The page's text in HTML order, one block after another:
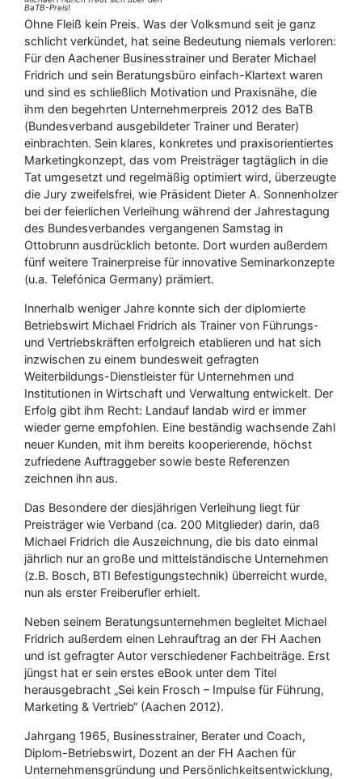
BaTB-Preis!
Ohne Fleiß kein Preis. Was der Volksmund seit je ganz
schlicht verkündet, hat seine Bedeutung niemals verloren:
Für den Aachener Businesstrainer und Berater Michael
Fridrich und sein Beratungsbüro einfach-Klartext waren
und sind es schließlich Motivation und Praxisnähe, die
ihm den begehrten Unternehmerpreis 2012 des BaTB
(Bundesverband ausgebildeter Trainer und Berater)
einbrachten. Sein klares, konkretes und praxisorientiertes
Marketingkonzept, das vom Preisträger tagtäglich in die
Tat umgesetzt und regelmäßig optimiert wird, überzeugte
die Jury zweifelsfrei, wie Präsident Dieter A. Sonnenholzer
bei der feierlichen Verleihung während der Jahrestagung
des Bundesverbandes vergangenen Samstag in
Ottobrunn ausdrücklich betonte. Dort wurden außerdem
fünf weitere Trainerpreise für innovative Seminarkonzepte
(u.a. Telefónica Germany) prämiert.
Innerhalb weniger Jahre konnte sich der diplomierte
Betriebswirt Michael Fridrich als Trainer von Führungs-
und Vertriebskräften erfolgreich etablieren und hat sich
inzwischen zu einem bundesweit gefragten
Weiterbildungs-Dienstleister für Unternehmen und
Institutionen in Wirtschaft und Verwaltung entwickelt. Der
Erfolg gibt ihm Recht: Landauf landab wird er immer
wieder gerne empfohlen. Eine beständig wachsende Zahl
neuer Kunden, mit ihm bereits kooperierende, höchst
zufriedene Auftraggeber sowie beste Referenzen
zeichnen ihn aus.
Das Besondere der diesjährigen Verleihung liegt für
Preisträger wie Verband (ca. 200 Mitglieder) darin, daß
Michael Fridrich die Auszeichnung, die bis dato einmal
jährlich nur an große und mittelständische Unternehmen
(z.B. Bosch, BTI Befestigungstechnik) überreicht wurde,
nun als erster Freiberufler erhielt.
Neben seinem Beratungsunternehmen begleitet Michael
Fridrich außerdem einen Lehrauftrag an der FH Aachen
und ist gefragter Autor verschiedener Fachbeiträge. Erst
jüngst hat er sein erstes eBook unter dem Titel
herausgebracht „Sei kein Frosch – Impulse für Führung,
Marketing & Vertrieb“ (Aachen 2012).
Jahrgang 1965, Businesstrainer, Berater und Coach,
Diplom-Betriebswirt, Dozent an der FH Aachen für
Unternehmensgründung und Persönlichkeitsentwicklung,